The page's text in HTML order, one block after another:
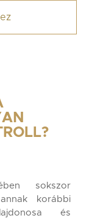
sokszor
korábbi
és